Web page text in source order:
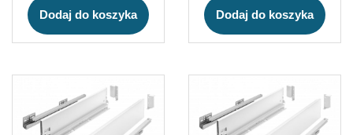
Dodaj do koszyka Dodaj do koszyka